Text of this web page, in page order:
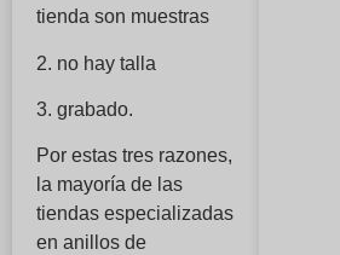
tienda son muestras
2. no hay talla
3. grabado.
Por estas tres razones,
la mayoría de las
tiendas especializadas
en anillos de